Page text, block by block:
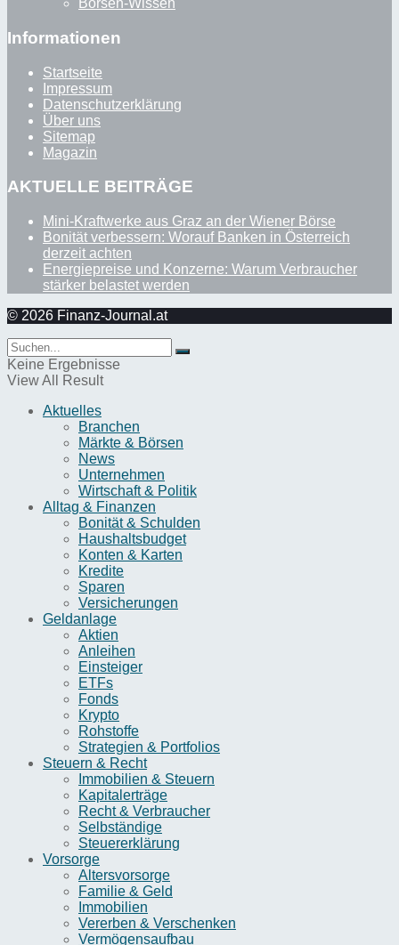
Börsen-Wissen
Informationen
Startseite
Impressum
Datenschutzerklärung
Über uns
Sitemap
Magazin
AKTUELLE BEITRÄGE
Mini-Kraftwerke aus Graz an der Wiener Börse
Bonität verbessern: Worauf Banken in Österreich
derzeit achten
Energiepreise und Konzerne: Warum Verbraucher
stärker belastet werden
© 2026 Finanz-Journal.at
Keine Ergebnisse
View All Result
Aktuelles
Branchen
Märkte & Börsen
News
Unternehmen
Wirtschaft & Politik
Alltag & Finanzen
Bonität & Schulden
Haushaltsbudget
Konten & Karten
Kredite
Sparen
Versicherungen
Geldanlage
Aktien
Anleihen
Einsteiger
ETFs
Fonds
Krypto
Rohstoffe
Strategien & Portfolios
Steuern & Recht
Immobilien & Steuern
Kapitalerträge
Recht & Verbraucher
Selbständige
Steuererklärung
Vorsorge
Altersvorsorge
Familie & Geld
Immobilien
Vererben & Verschenken
Vermögensaufbau